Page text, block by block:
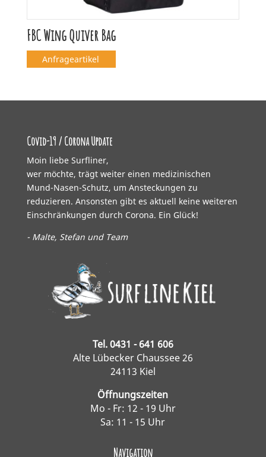
FBC Wing Quiver Bag
Anfrageartikel
Covid-19 / Corona Update
Moin liebe Surfliner,
wer möchte, trägt weiter einen medizinischen
Mund-Nasen-Schutz, um Ansteckungen zu
reduzieren. Ansonsten gibt es aktuell keine weiteren
Einschränkungen durch Corona. Ein Glück!
- Malte, Stefan und Team
Tel. 0431 - 641 606
Alte Lübecker Chaussee 26
24113 Kiel
Öffnungszeiten
Mo - Fr: 12 - 19 Uhr
Sa: 11 - 15 Uhr
Navigation